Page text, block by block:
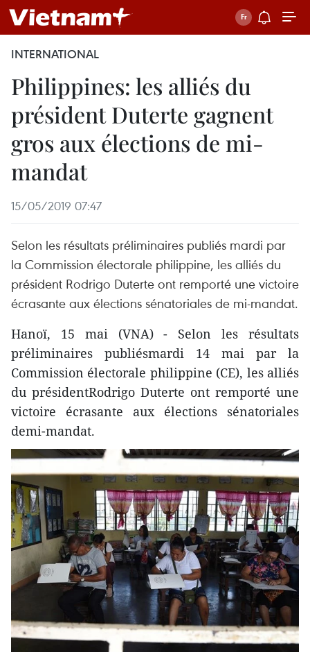
INTERNATIONAL
Philippines: les alliés du
président Duterte gagnent
gros aux élections de mi-
mandat
15/05/2019 07:47
Selon les résultats préliminaires publiés mardi par
la Commission électorale philippine, les alliés du
président Rodrigo Duterte ont remporté une victoire
écrasante aux élections sénatoriales de mi-mandat.
Hanoï, 15 mai (VNA) - Selon les résultats
préliminaires publiésmardi 14 mai par la
Commission électorale philippine (CE), les alliés
du présidentRodrigo Duterte ont remporté une
victoire écrasante aux élections sénatoriales
demi-mandat.